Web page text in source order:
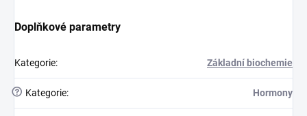
Doplňkové parametry
Kategorie: Základní biochemie
? Kategorie: Hormony